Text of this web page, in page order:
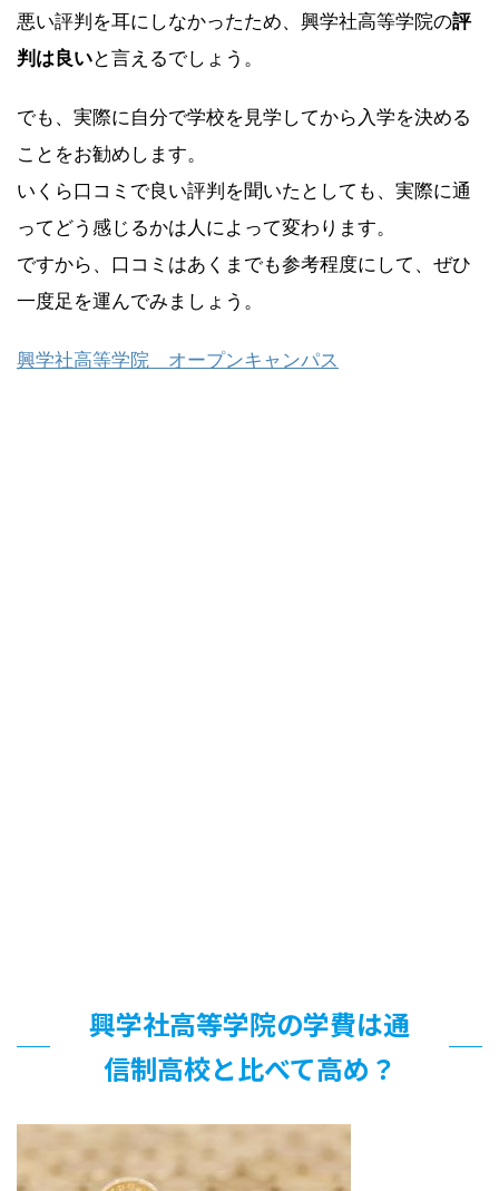
悪い評判を耳にしなかったため、興学社高等学院の評
判は良いと言えるでしょう。
でも、実際に自分で学校を見学してから入学を決める
ことをお勧めします。
いくら口コミで良い評判を聞いたとしても、実際に通
ってどう感じるかは人によって変わります。
ですから、口コミはあくまでも参考程度にして、ぜひ
一度足を運んでみましょう。
興学社高等学院 オープンキャンパス
興学社高等学院の学費は通
信制高校と比べて高め？